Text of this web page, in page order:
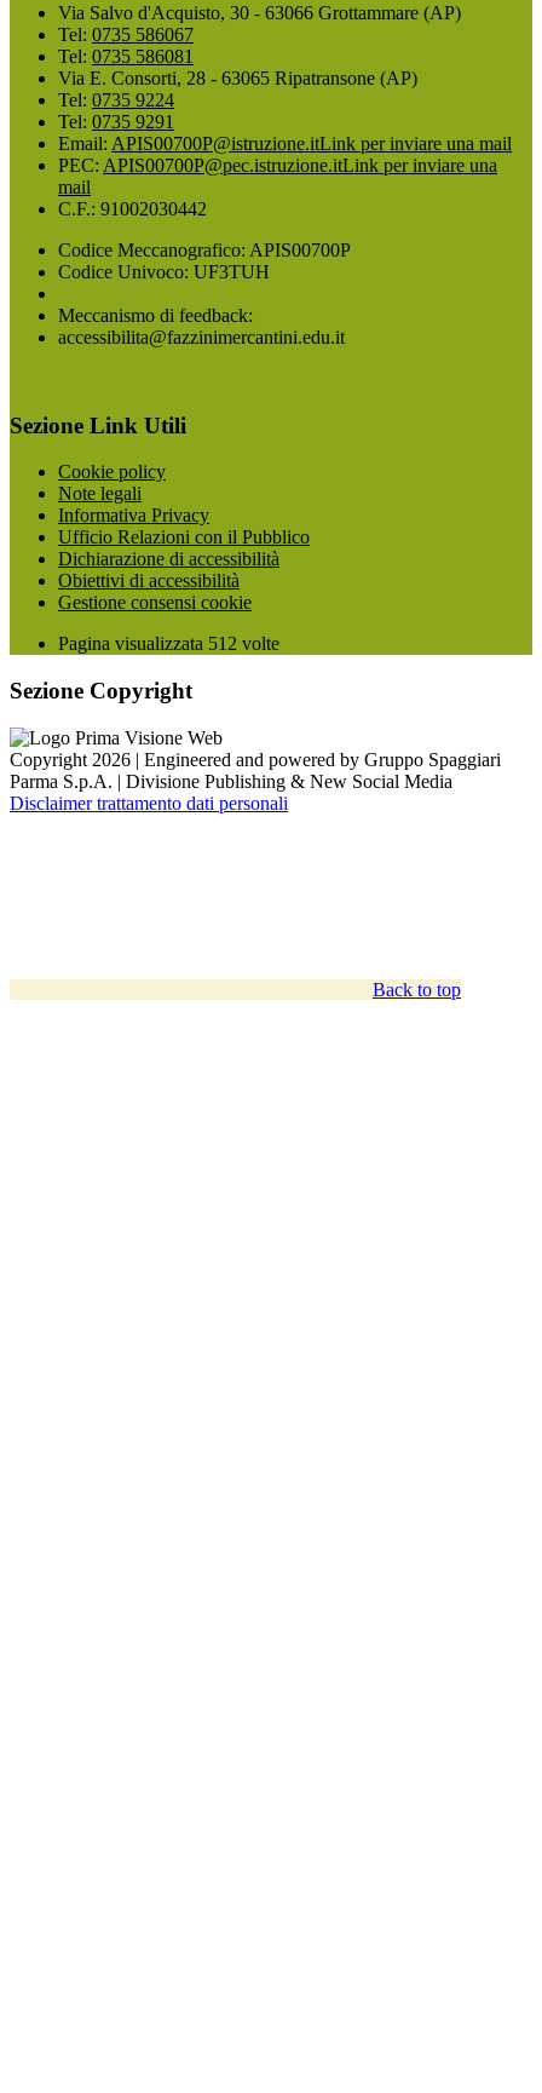
Via Salvo d'Acquisto, 30 - 63066 Grottammare (AP)
Tel: 0735 586067
Tel: 0735 586081
Via E. Consorti, 28 - 63065 Ripatransone (AP)
Tel: 0735 9224
Tel: 0735 9291
Email: APIS00700P@istruzione.itLink per inviare una mail
PEC: APIS00700P@pec.istruzione.itLink per inviare una
mail
C.F.: 91002030442
Codice Meccanografico: APIS00700P
Codice Univoco: UF3TUH
Meccanismo di feedback:
accessibilita@fazzinimercantini.edu.it
Sezione Link Utili
Cookie policy
Note legali
Informativa Privacy
Ufficio Relazioni con il Pubblico
Dichiarazione di accessibilità
Obiettivi di accessibilità
Gestione consensi cookie
Pagina visualizzata 512 volte
Sezione Copyright
Copyright 2026 | Engineered and powered by Gruppo Spaggiari
Parma S.p.A. | Divisione Publishing & New Social Media
Disclaimer trattamento dati personali
Back to top